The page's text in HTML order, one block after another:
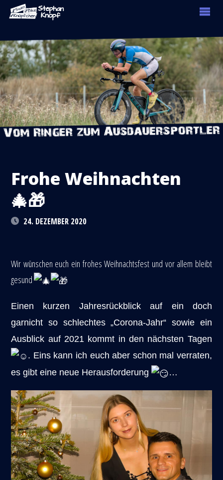
Frohe Weihnachten
🎄🎁
24. DEZEMBER 2020
Wir wünschen euch ein frohes Weihnachtsfest und vor allem bleibt
gesund
Einen kurzen Jahresrückblick auf ein doch
garnicht so schlechtes „Corona-Jahr“ sowie ein
Ausblick auf 2021 kommt in den nächsten Tagen
. Eins kann ich euch aber schon mal verraten,
es gibt eine neue Herausforderung
…